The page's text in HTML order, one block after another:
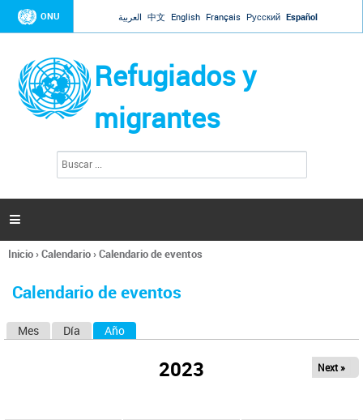
Jump to navigation
ONU العربية 中文 English Français Русский Español
Refugiados y
migrantes
l
s

Se
usted
Inicio›Calendario›Calendario de eventos
Calendario de eventos
Mes Día Año
2023 Next »